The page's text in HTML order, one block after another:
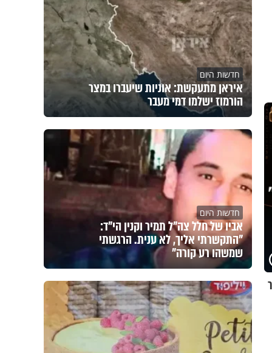
חדשות היום
איראן מתעקשת: אוניות שיעברו במצר
הורמוז ישלמו דמי מעבר
חדשות היום
אביו של חלל צה"ל תמיר וקנין הי"ד:
"התקשרתי אליך, לא ענית. הרגשתי
שמשהו רע קורה"